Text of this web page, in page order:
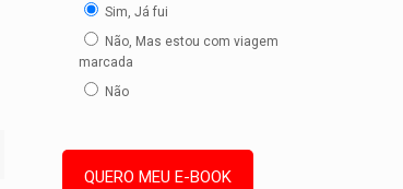
Sim, Já fui
Não, Mas estou com viagem
marcada
Não